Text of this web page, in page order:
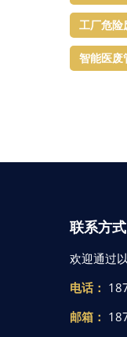
工厂危险
智能医废
联系方式
欢迎通过
电话：
邮箱：